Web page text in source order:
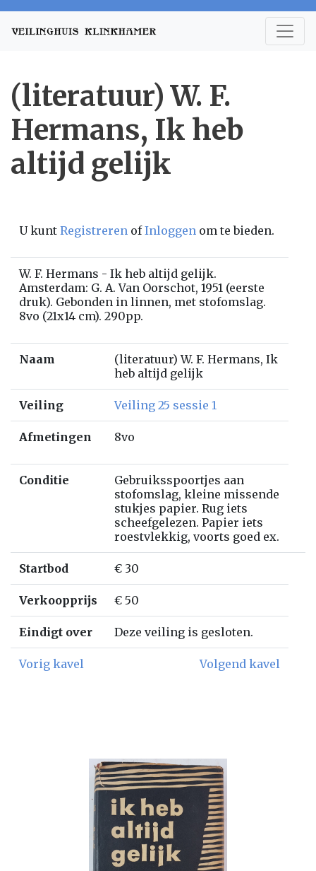
(literatuur) W. F.
Hermans, Ik heb
altijd gelijk
U kunt Registreren ofInloggen om te bieden.
W. F. Hermans - Ik heb altijd gelijk.
Amsterdam: G. A. Van Oorschot, 1951 (eerste
druk). Gebonden in linnen, met stofomslag.
8vo (21x14 cm). 290pp.
Naam
(literatuur) W. F. Hermans, Ik
heb altijd gelijk
Veiling Veiling 25 sessie 1
Afmetingen 8vo
Conditie
Gebruiksspoortjes aan
stofomslag, kleine missende
stukjes papier. Rug iets
scheefgelezen. Papier iets
roestvlekkig, voorts goed ex.
Startbod € 30
Verkoopprijs € 50
Eindigt over Deze veiling is gesloten.
Vorig kavel Volgend kavel